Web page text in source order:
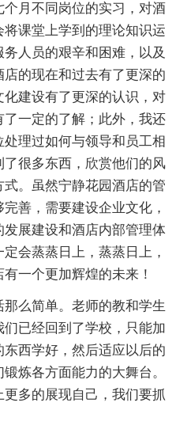
月不同岗位的实习，对酒
课堂上学到的理论知识运
人员的艰辛和困难，以及
的现在和过去有了更深的
建设有了更深的认识，对
一定的了解；此外，我还
理过如何与领导和员工相
很多东西，欣赏他们的风
。虽然宁静花园酒店的管
善，需要建设企业文化，
展建设和酒店内部管理体
会蒸蒸日上，蒸蒸日上，
一个更加辉煌的未来！
么简单。老师的教和学生
已经回到了学校，只能加
西学好，然后适应以后的
炼各方面能力的大舞台。
多的展现自己，我们要抓